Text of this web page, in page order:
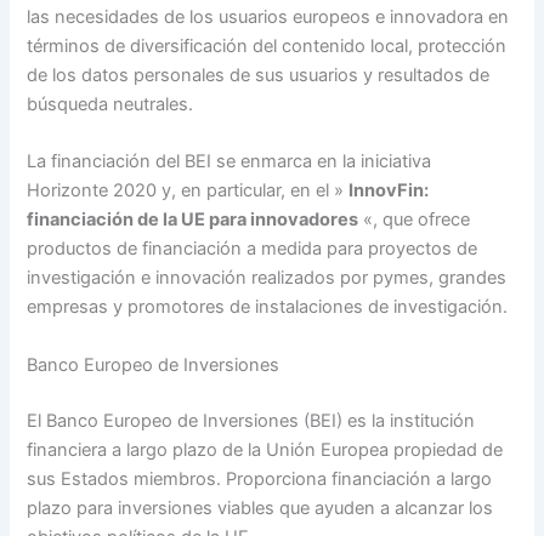
las necesidades de los usuarios europeos e innovadora en
términos de diversificación del contenido local, protección
de los datos personales de sus usuarios y resultados de
búsqueda neutrales.
La financiación del BEI se enmarca en la iniciativa
Horizonte 2020 y, en particular, en el » InnovFin:
financiación de la UE para innovadores «, que ofrece
productos de financiación a medida para proyectos de
investigación e innovación realizados por pymes, grandes
empresas y promotores de instalaciones de investigación.
Banco Europeo de Inversiones
El Banco Europeo de Inversiones (BEI) es la institución
financiera a largo plazo de la Unión Europea propiedad de
sus Estados miembros. Proporciona financiación a largo
plazo para inversiones viables que ayuden a alcanzar los